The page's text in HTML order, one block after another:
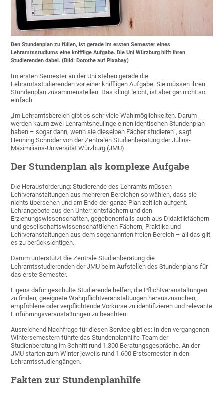
Den Stundenplan zu füllen, ist gerade im ersten Semester eines
Lehramtsstudiums eine knifflige Aufgabe. Die Uni Würzburg hilft ihren
Studierenden dabei. (Bild: Dorothe auf Pixabay)
Im ersten Semester an der Uni stehen gerade die
Lehramtsstudierenden vor einer kniffligen Aufgabe: Sie müssen ihren
Stundenplan zusammenstellen. Das klingt leicht, ist aber gar nicht so
einfach.
„Im Lehramtsbereich gibt es sehr viele Wahlmöglichkeiten. Darum
werden kaum zwei Lehramtsneulinge einen identischen Stundenplan
haben – sogar dann, wenn sie dieselben Fächer studieren“, sagt
Henning Schröder von der Zentralen Studienberatung der Julius-
Maximilians-Universität Würzburg (JMU).
Der Stundenplan als komplexe Aufgabe
Die Herausforderung: Studierende des Lehramts müssen
Lehrveranstaltungen aus mehreren Bereichen so wählen, dass sie
nichts übersehen und am Ende der ganze Plan zeitlich aufgeht.
Lehrangebote aus den Unterrichtsfächern und den
Erziehungswissenschaften, gegebenenfalls auch aus Didaktikfächern
und gesellschaftswissenschaftlichen Fächern, Praktika und
Lehrveranstaltungen aus dem sogenannten freien Bereich – all das gilt
es zu berücksichtigen.
Darum unterstützt die Zentrale Studienberatung die
Lehramtsstudierenden der JMU beim Aufstellen des Stundenplans für
das erste Semester.
Eigens dafür geschulte Studierende helfen, die Pflichtveranstaltungen
zu finden, geeignete Wahrpflichtveranstaltungen herauszusuchen,
empfohlene oder verpflichtende Vorkurse zu identifizieren und relevante
Einführungsveranstaltungen zu beachten.
Ausreichend Nachfrage für diesen Service gibt es: In den vergangenen
Wintersemestern führte das Stundenplanhilfe-Team der
Studienberatung im Schnitt rund 1.300 Beratungsgespräche. An der
JMU starten zum Winter jeweils rund 1.600 Erstsemester in den
Lehramtsstudiengängen.
Fakten zur Stundenplanhilfe